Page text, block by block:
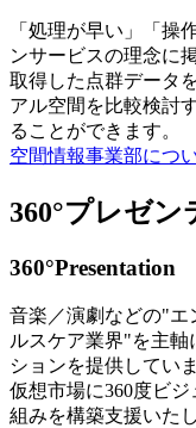
「処理が早い」「操
ンサービスの理念に
取得した点群データ
アル空間を比較検討
ることができます。
空間情報事業部につ
360°プレゼ
360°Presentation
音楽／演劇などの"
ルスケア業界"を主
ションを提供してい
仮想市場に360度ビ
組みを構築支援いた